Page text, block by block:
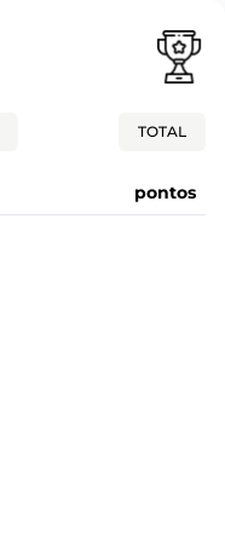
TOTAL
pontos